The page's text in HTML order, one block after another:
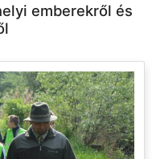
emberekről és